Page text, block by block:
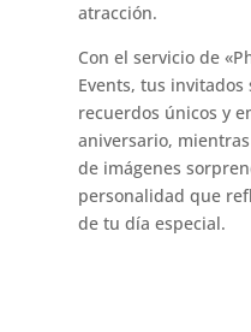
atracción.
Con el servicio de
Events, tus invitados
recuerdos únicos y
aniversario,
de imágenes
personalidad que
de tu día especial.